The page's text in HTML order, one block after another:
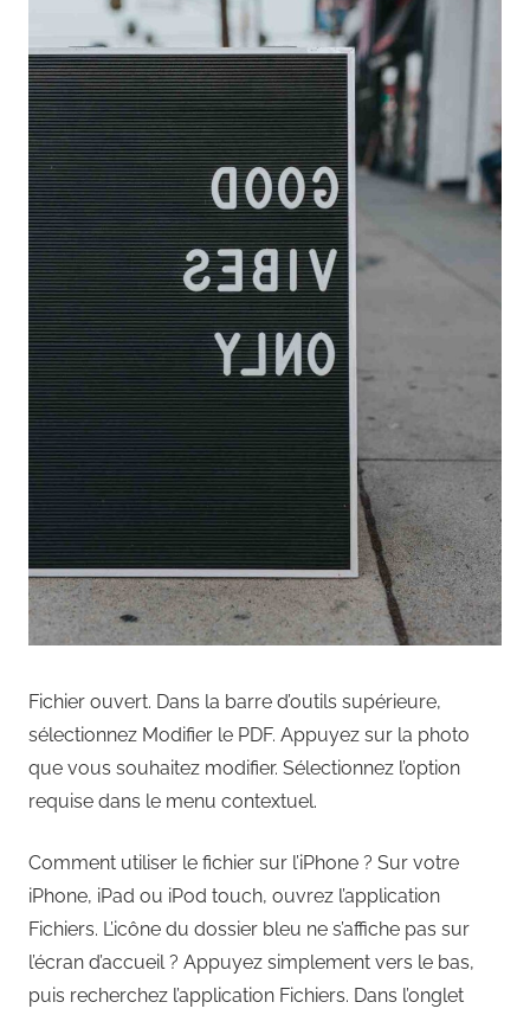
Fichier ouvert. Dans la barre d’outils supérieure,
sélectionnez Modifier le PDF. Appuyez sur la photo
que vous souhaitez modifier. Sélectionnez l’option
requise dans le menu contextuel.
Comment utiliser le fichier sur l’iPhone ? Sur votre
iPhone, iPad ou iPod touch, ouvrez l’application
Fichiers. L’icône du dossier bleu ne s’affiche pas sur
l’écran d’accueil ? Appuyez simplement vers le bas,
puis recherchez l’application Fichiers. Dans l’onglet